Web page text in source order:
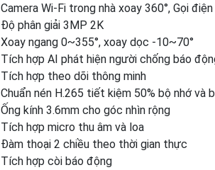
Camera Wi-Fi trong nhà xoay 360°, Gọi
Độ phân giải 3MP 2K
Xoay ngang 0~355°, xoay dọc -10~70°
Tích hợp AI phát hiện người chống báo
Tích hợp theo dõi thông minh
Chuẩn nén H.265 tiết kiệm 50% bộ nhớ và
Ống kính 3.6mm cho góc nhìn rộng
Tích hợp micro thu âm và loa
Đàm thoại 2 chiều theo thời gian thực
Tích hợp còi báo động